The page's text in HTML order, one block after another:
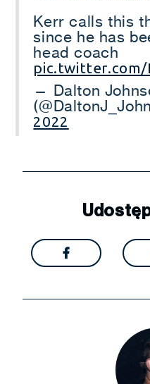
Kerr calls this
since he has
head coach
pic.twitter.com/
— Dalton
2022
